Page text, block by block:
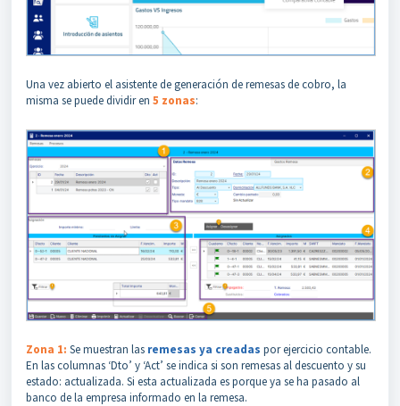
Una vez abierto el asistente de generación de remesas de cobro, la
misma se puede dividir en 5 zonas:
Zona 1: Se muestran las remesas ya creadas por ejercicio contable.
En las columnas ‘Dto’ y ‘Act’ se indica si son remesas al descuento y su
estado: actualizada. Si esta actualizada es porque ya se ha pasado al
banco de la empresa informado en la remesa.